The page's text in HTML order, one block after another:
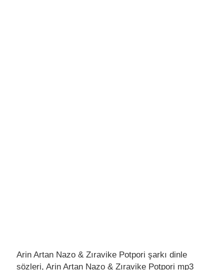
Arin Artan Nazo & Zıravike Potpori şarkı dinle
sözleri, Arin Artan Nazo & Zıravike Potpori mp3